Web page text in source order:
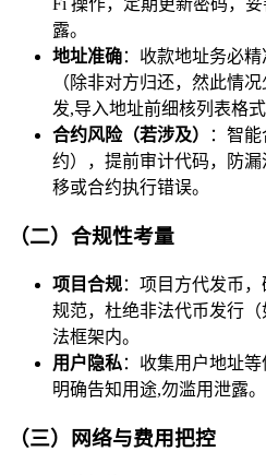
Fi 操作，定期更新密码，
露。
地址准确：收款地址务必
（除非对方归还，然此情
发,导入地址前细核列表格式
合约风险（若涉及）
：智
约），提前审计代码，防
移或合约执行错误。
（二）合规性考量
项目合规：项目方代发币
规范，杜绝非法代币发行
法框架内。
用户隐私：收集用户地址等
明确告知用途,勿滥用泄露。
（三）网络与费用把控